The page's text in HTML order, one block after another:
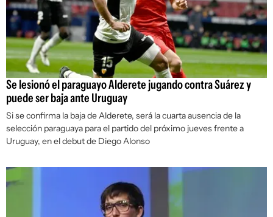
Se lesionó el paraguayo Alderete jugando contra Suárez y
puede ser baja ante Uruguay
Si se confirma la baja de Alderete, será la cuarta ausencia de la
selección paraguaya para el partido del próximo jueves frente a
Uruguay, en el debut de Diego Alonso